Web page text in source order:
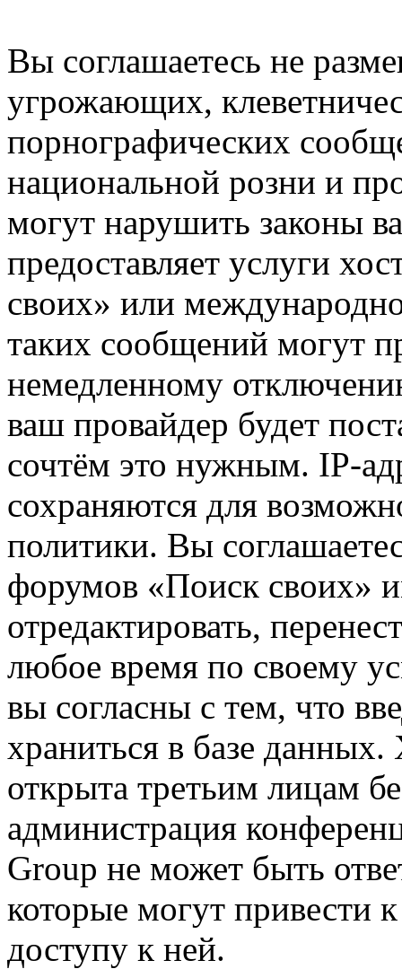
Вы соглашаетесь не
угрожающих,
порнографических
национальной розни и
могут нарушить законы
предоставляет услуги
своих» или
таких сообщений могут
немедленному
ваш провайдер будет
сочтём это нужным. IP-
сохраняются для
политики. Вы
форумов «Поиск своих»
отредактировать,
любое время по своему
вы согласны с тем, что
храниться в базе
открыта третьим лицам
администрация
Group не может быть
которые могут привести
доступу к ней.